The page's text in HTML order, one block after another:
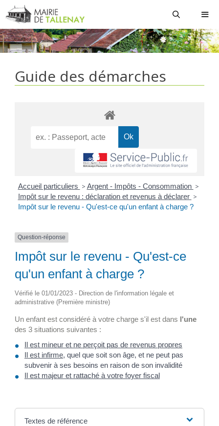
Aller
au
contenu
Guide des démarches
Accueil particuliers > Argent - Impôts - Consommation >
Impôt sur le revenu : déclaration et revenus à déclarer >
Impôt sur le revenu - Qu'est-ce qu'un enfant à charge ?
Question-réponse
Impôt sur le revenu - Qu'est-ce
qu'un enfant à charge ?
Vérifié le 01/01/2023 - Direction de l'information légale et
administrative (Première ministre)
Un enfant est considéré à votre charge s'il est dans l'une
des 3 situations suivantes :
Il est mineur et ne perçoit pas de revenus propres
Il est infirme, quel que soit son âge, et ne peut pas
subvenir à ses besoins en raison de son invalidité
Il est majeur et rattaché à votre foyer fiscal
Textes de référence